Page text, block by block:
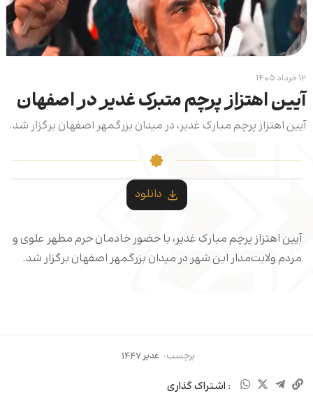
۱۲ خرداد ۱۴۰۵
آیین اهتزاز پرچم متبرک غدیر در اصفهان
آیین اهتزاز پرچم مبارک غدیر، در میدان بزرگمهر اصفهان برگزار شد.
دانلود
آیین اهتزاز پرچم مبارک غدیر، با حضور خادمان حرم مطهر علوی و
مردم ولایت‌مدار این شهر در میدان بزرگمهر اصفهان برگزار شد.
برچسب: غدیر ۱۴۴۷
: اشتراک گذاری